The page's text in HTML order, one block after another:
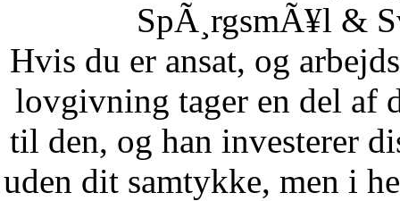
SpÃ¸rgsmÃ¥l &
Hvis du er ansat, og
lovgivning tager en del af
til den, og han investerer
uden dit samtykke, men i